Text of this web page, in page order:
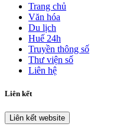
Trang chủ
Văn hóa
Du lịch
Huế 24h
Truyền thông số
Thư viện số
Liên hệ
Liên kết
Liên kết website